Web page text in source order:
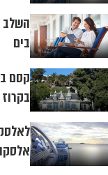
בים
קסם
בקרוז